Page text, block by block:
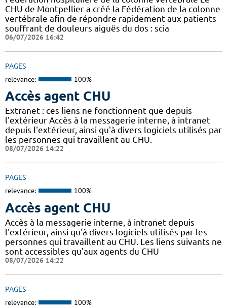
CHU de Montpellier a créé la Fédération de la colonne
vertébrale afin de répondre rapidement aux patients
souffrant de douleurs aiguës du dos : scia
06/07/2026 16:42
PAGES
relevance: 100%
Accès agent CHU
Extranet : ces liens ne fonctionnent que depuis
l'extérieur Accès à la messagerie interne, à intranet
depuis l'extérieur, ainsi qu'à divers logiciels utilisés par
les personnes qui travaillent au CHU.
08/07/2026 14:22
PAGES
relevance: 100%
Accès agent CHU
Accès à la messagerie interne, à intranet depuis
l'extérieur, ainsi qu'à divers logiciels utilisés par les
personnes qui travaillent au CHU. Les liens suivants ne
sont accessibles qu'aux agents du CHU
08/07/2026 14:22
PAGES
relevance: 100%